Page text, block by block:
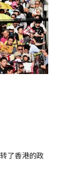
了香港的政